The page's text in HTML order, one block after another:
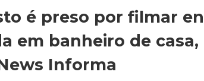
é preso por filmar
em banheiro de
Informa